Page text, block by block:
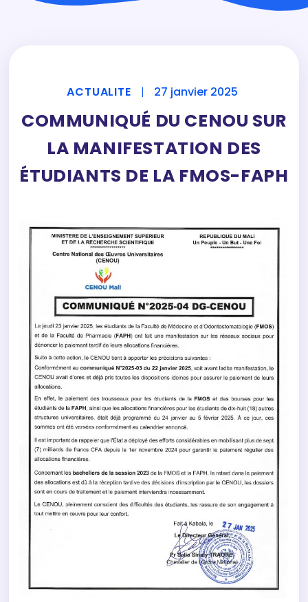
ACTUALITE | 27 janvier 2025
COMMUNIQUÉ DU CENOU SUR
LA MANIFESTATION DES
ÉTUDIANTS DE LA FMOS-FAPH